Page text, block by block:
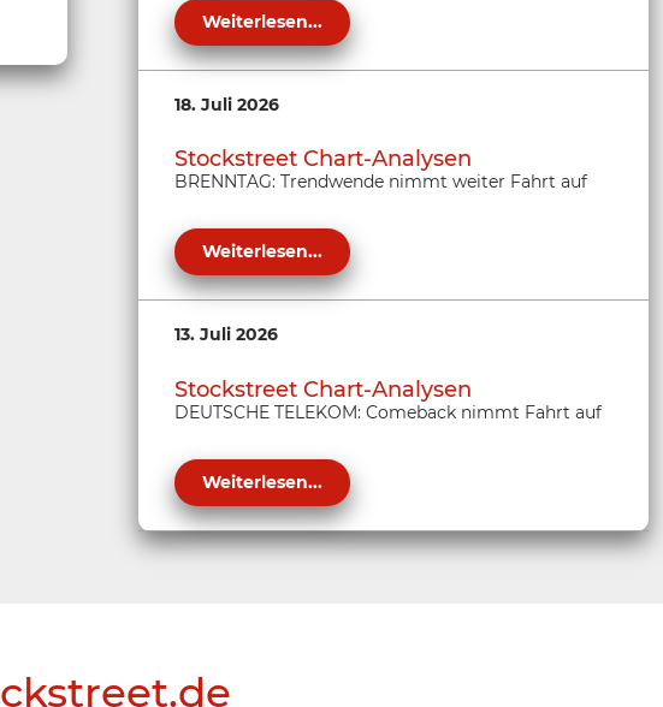
Weiterlesen...
18. Juli 2026
Stockstreet Chart-Analysen
BRENNTAG: Trendwende nimmt weiter Fahrt auf
Weiterlesen...
13. Juli 2026
Stockstreet Chart-Analysen
DEUTSCHE TELEKOM: Comeback nimmt Fahrt auf
Weiterlesen...